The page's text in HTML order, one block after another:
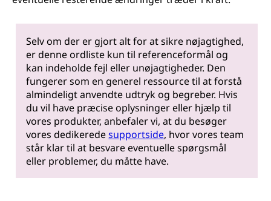
Selv om der er gjort alt for at sikre nøjagtighed,
er denne ordliste kun til referenceformål og
kan indeholde fejl eller unøjagtigheder. Den
fungerer som en generel ressource til at forstå
almindeligt anvendte udtryk og begreber. Hvis
du vil have præcise oplysninger eller hjælp til
vores produkter, anbefaler vi, at du besøger
vores dedikeredesupportside, hvor vores team
står klar til at besvare eventuelle spørgsmål
eller problemer, du måtte have.